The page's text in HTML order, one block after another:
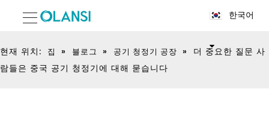
한국어
현재 위치: 집 » 블로그 » 공기 청정기 공장 »
더 중요한 질문 사
람들은 중국 공기 청정기에 대해 묻습니다